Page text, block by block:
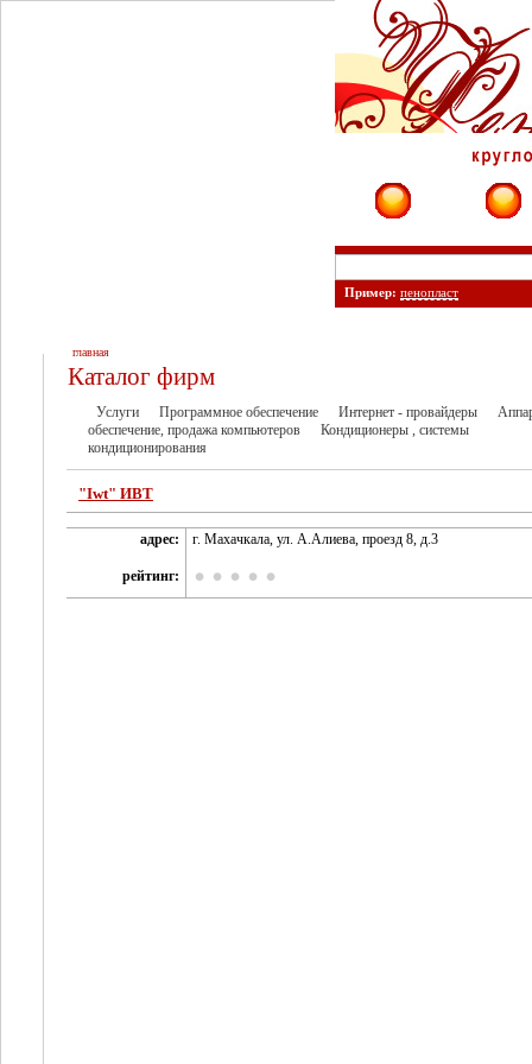
Пример: пенопласт
главная
Каталог фирм
Услуги Программное обеспечение Интернет - провайдеры
обеспечение, продажа компьютеров
Кондиционеры , системы
кондиционирования
"Iwt" ИВТ
адрес: г. Махачкала, ул. А.Алиева, проезд 8, д.3
рейтинг: